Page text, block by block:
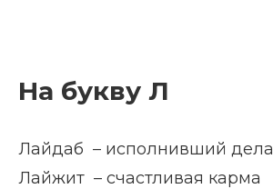
На букву Л
Лайдаб – исполнивший дела
Лайжит – счастливая карма